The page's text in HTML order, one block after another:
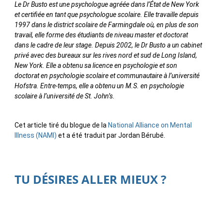
Le Dr Busto est une psychologue agréée dans l’État de New York
et certifiée en tant que psychologue scolaire. Elle travaille depuis
1997 dans le district scolaire de Farmingdale où, en plus de son
travail, elle forme des étudiants de niveau master et doctorat
dans le cadre de leur stage. Depuis 2002, le Dr Busto a un cabinet
privé avec des bureaux sur les rives nord et sud de Long Island,
New York. Elle a obtenu sa licence en psychologie et son
doctorat en psychologie scolaire et communautaire à l’université
Hofstra. Entre-temps, elle a obtenu un M.S. en psychologie
scolaire à l’université de St. John’s.
Cet article tiré du blogue de la National Alliance on Mental
Illness (NAMI) et a été traduit par Jordan Bérubé.
TU DÉSIRES ALLER MIEUX ?